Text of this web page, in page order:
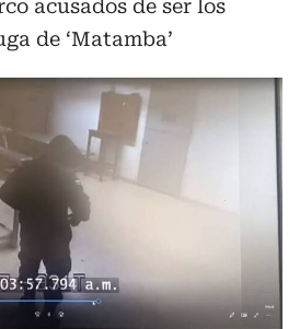
acusados de ser los
de ‘Matamba’